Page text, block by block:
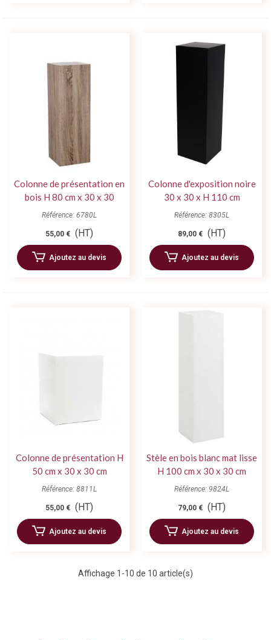
Colonne de présentation en
bois H 80 cm x 30 x 30
Référence: 6780L
55,00 € (HT)
Ajoutez au devis
Colonne d'exposition noire
30 x 30 x H 110 cm
Référence: 8305L
89,00 € (HT)
Ajoutez au devis
Colonne de présentation H
50 cm x 30 x 30 cm
Référence: 8811L
55,00 € (HT)
Ajoutez au devis
Stèle en bois blanc mat lisse
H 100 cm x 30 x 30 cm
Référence: 9824L
79,00 € (HT)
Ajoutez au devis
Affichage 1 -10 de 10 article(s)